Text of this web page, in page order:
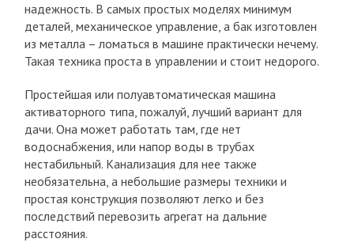
надежность. В самых простых моделях минимум
деталей, механическое управление, а бак изготовлен
из металла – ломаться в машине практически нечему.
Такая техника проста в управлении и стоит недорого.
Простейшая или полуавтоматическая машина
активаторного типа, пожалуй, лучший вариант для
дачи. Она может работать там, где нет
водоснабжения, или напор воды в трубах
нестабильный. Канализация для нее также
необязательна, а небольшие размеры техники и
простая конструкция позволяют легко и без
последствий перевозить агрегат на дальние
расстояния.